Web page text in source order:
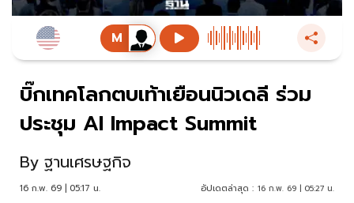
บิ๊กเทคโลกตบเท้าเยือนนิวเดลี ร่วม
ประชุม AI Impact Summit
By ฐานเศรษฐกิจ
16 ก.พ. 69 | 05:17 น. อัปเดตล่าสุด : 16 ก.พ. 69 | 05:27 น.